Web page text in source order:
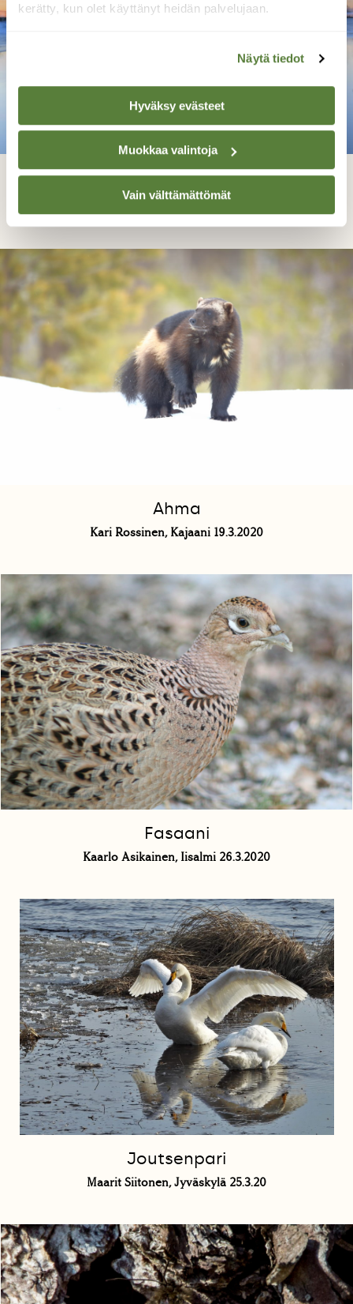
kerätty, kun olet käyttänyt heidän palvelujaan.
Näytä tiedot
Hyväksy evästeet
Muokkaa valintoja
Vain välttämättömät
Ahma
Kari Rossinen, Kajaani 19.3.2020
Fasaani
Kaarlo Asikainen, Iisalmi 26.3.2020
Joutsenpari
Maarit Siitonen, Jyväskylä 25.3.20